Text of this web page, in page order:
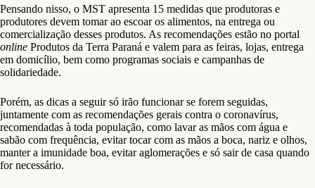
Pensando nisso, o MST apresenta 15 medidas que produtoras e
produtores devem tomar ao escoar os alimentos, na entrega ou
comercialização desses produtos. As recomendações estão no portal
online Produtos da Terra Paraná e valem para as feiras, lojas, entrega
em domicílio, bem como programas sociais e campanhas de
solidariedade.
Porém, as dicas a seguir só irão funcionar se forem seguidas,
juntamente com as recomendações gerais contra o coronavírus,
recomendadas à toda população, como lavar as mãos com água e
sabão com frequência, evitar tocar com as mãos a boca, nariz e olhos,
manter a imunidade boa, evitar aglomerações e só sair de casa quando
for necessário.